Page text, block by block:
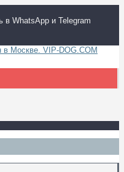
в WhatsApp и Telegram